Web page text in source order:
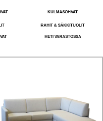
KULMASOHVAT
RAHIT & SÄKKITUOLIT
HETI VARASTOSSA